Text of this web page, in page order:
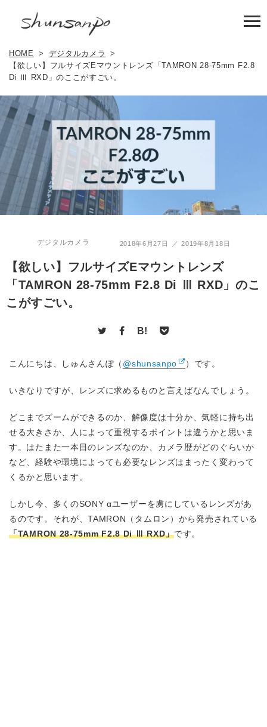
HOME
デジタルカメラ
【欲しい】フルサイズEマウントレンズ「TAMRON 28-75mm F2.8
Di Ⅲ RXD」のここがすごい。
デジタルカメラ 2018年6月27日 2019年8月18日
【欲しい】フルサイズEマウントレンズ
「TAMRON 28-75mm F2.8 Di Ⅲ RXD」のこ
こがすごい。
B!
こんにちは、しゅんさんぽ（ @shunsanpo ）です。
いきなりですが、レンズに求めるものと言えばなんでしょう。
どこまでズームができるのか、解像度は十分か、気軽に持ち出
せる大きさか、人によって重視するポイントは違うかと思いま
す。はたまた一本目のレンズなのか、カメラ歴がどのぐらいか
など、経験や環境によっても必要なレンズはまったく変わって
くるかと思います。
しかし今、多くのSONY αユーザーを虜にしているレンズがあ
るのです。それが、TAMRON（タムロン）から発売されている
「TAMRON 28-75mm F2.8 Di Ⅲ RXD」です。